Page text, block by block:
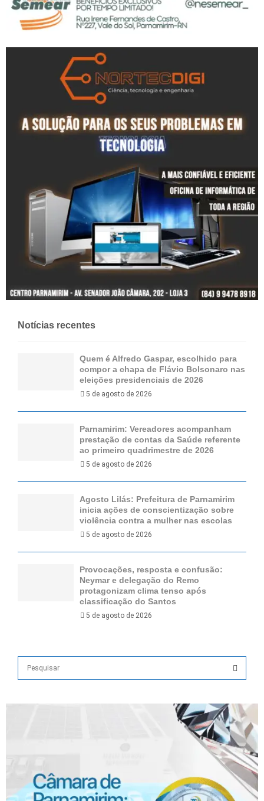
Notícias recentes
Quem é Alfredo Gaspar, escolhido para
compor a chapa de Flávio Bolsonaro nas
eleições presidenciais de 2026
5 de agosto de 2026
Parnamirim: Vereadores acompanham
prestação de contas da Saúde referente
ao primeiro quadrimestre de 2026
5 de agosto de 2026
Agosto Lilás: Prefeitura de Parnamirim
inicia ações de conscientização sobre
violência contra a mulher nas escolas
5 de agosto de 2026
Provocações, resposta e confusão:
Neymar e delegação do Remo
protagonizam clima tenso após
classificação do Santos
5 de agosto de 2026
E
A
R